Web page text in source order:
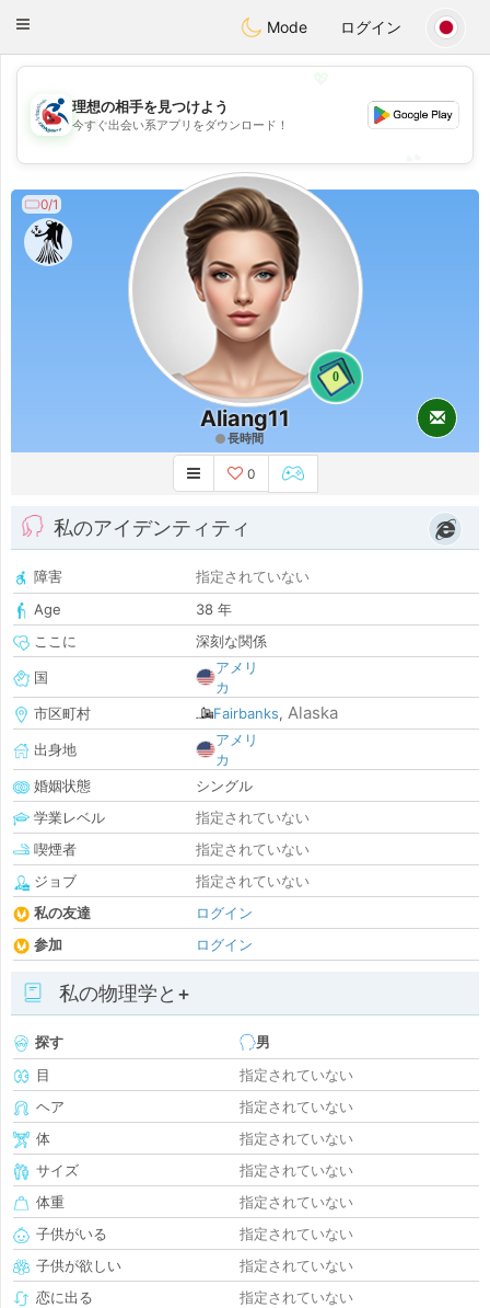
Handi Space
Toggle
Mode ログイン
💖
💕
理想の相手を見つけよう
今すぐ出会い系アプリをダウンロード！
0/1
0
Aliang11
長時間
0
私のアイデンティティ
障害
指定されていない
Age
38 年
ここに
深刻な関係
国
アメリ
カ
市区町村
Fairbanks, Alaska
出身地
アメリ
カ
婚姻状態
シングル
学業レベル
指定されていない
喫煙者
指定されていない
ジョブ
指定されていない
私の友達
ログイン
参加
ログイン
私の物理学と+
探す
男
目
指定されていない
ヘア
指定されていない
体
指定されていない
サイズ
指定されていない
体重
指定されていない
子供がいる
指定されていない
子供が欲しい
指定されていない
恋に出る
指定されていない